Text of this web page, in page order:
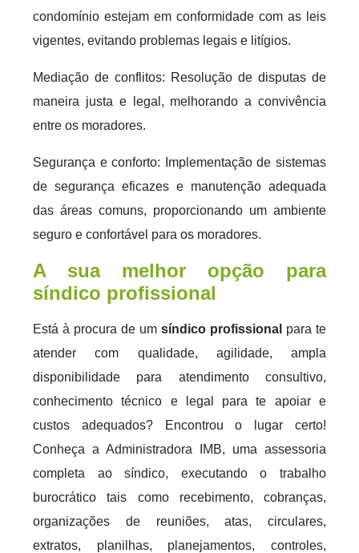
condomínio estejam em conformidade com as leis
vigentes, evitando problemas legais e litígios.
Mediação de conflitos: Resolução de disputas de
maneira justa e legal, melhorando a convivência
entre os moradores.
Segurança e conforto: Implementação de sistemas
de segurança eficazes e manutenção adequada
das áreas comuns, proporcionando um ambiente
seguro e confortável para os moradores.
A sua melhor opção para
síndico profissional
Está à procura de um síndico profissional para te
atender com qualidade, agilidade, ampla
disponibilidade para atendimento consultivo,
conhecimento técnico e legal para te apoiar e
custos adequados? Encontrou o lugar certo!
Conheça a Administradora IMB, uma assessoria
completa ao síndico, executando o trabalho
burocrático tais como recebimento, cobranças,
organizações de reuniões, atas, circulares,
extratos, planilhas, planejamentos, controles,